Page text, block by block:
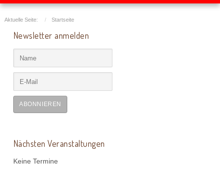
Aktuelle Seite: Startseite
Newsletter anmelden
ABONNIEREN
Nächsten Veranstaltungen
Keine Termine